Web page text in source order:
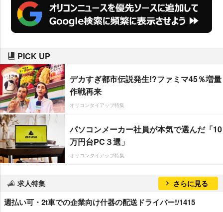
PICK UP
デカすぎ都市伝説発生!?ファミマ45％増量
作戦再来
オリコンタイアップ特集
パソコンメーカー社員が本気で選んだ「10
万円台PC３選」
オリコンタイアップ特集
求人特集 さらに見る
週払い可・2t車での企業向け什器の配送ドライバー!/1415